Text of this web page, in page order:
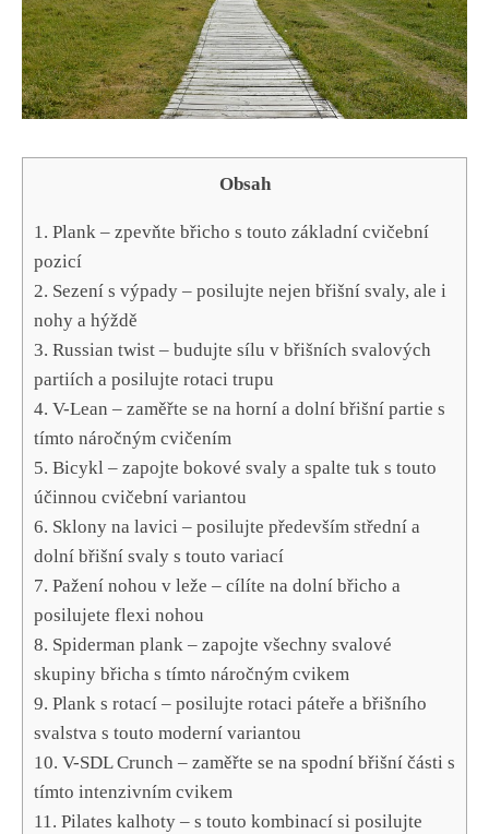
Obsah
1. Plank – zpevňte břicho s touto základní cvičební
pozicí
2. Sezení ​s výpady – posilujte nejen břišní svaly, ale i
nohy a hýždě
3. Russian twist – budujte sílu v břišních⁣ svalových
partiích a posilujte rotaci trupu
4. V-Lean – zaměřte se na horní a dolní břišní partie s
tímto náročným‍ cvičením
5. ⁤Bicykl – zapojte bokové‌ svaly a spalte tuk s touto
účinnou cvičební variantou
6. Sklony na lavici – posilujte především střední a⁤
dolní břišní⁤ svaly s touto variací
7. Pažení nohou v leže – cílíte ‌na dolní břicho a
posilujete flexi nohou
8. Spiderman plank‍ – zapojte všechny svalové
skupiny břicha s tímto náročným cvikem
9. Plank s rotací⁤ – posilujte rotaci páteře a břišního
⁣svalstva s touto moderní variantou
10. V-SDL Crunch – zaměřte se na spodní břišní části s
tímto intenzivním cvikem
11. Pilates kalhoty – s⁣ touto kombinací si posilujte